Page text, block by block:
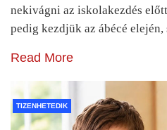
nekivágni az iskolakezdés
pedig kezdjük az ábécé
Read More
TIZENHETEDIK